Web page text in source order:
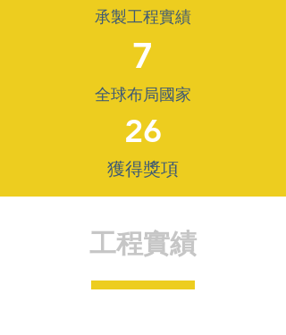
承製工程實績
7
全球布局國家
26
​獲得獎項
工程實績